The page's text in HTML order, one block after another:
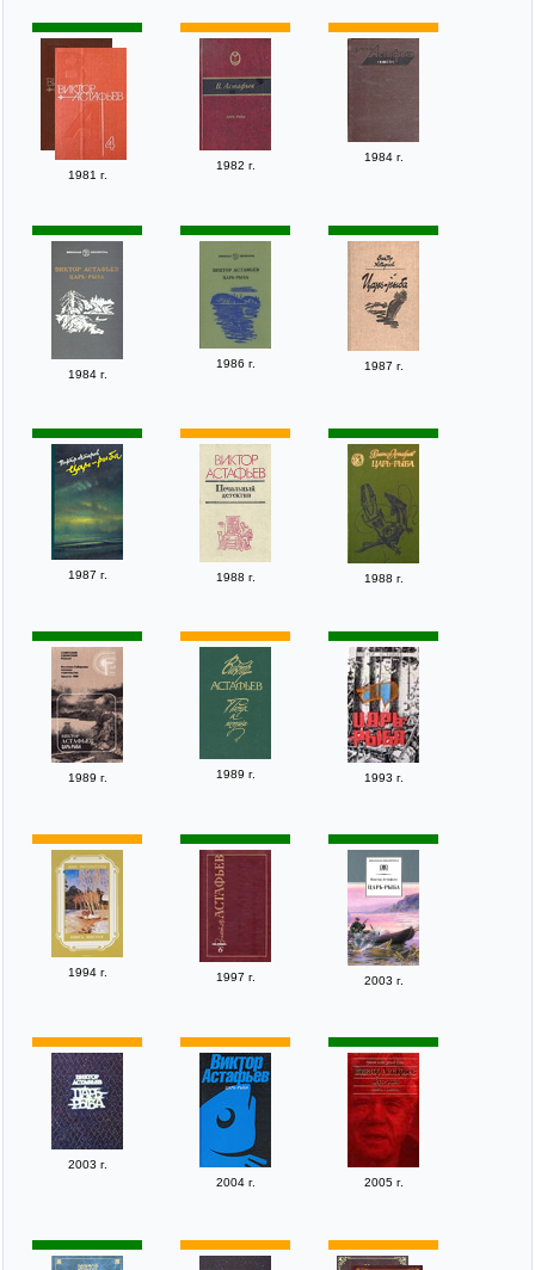
1981 г.
1982 г.
1984 г.
1984 г.
1986 г. 1987 г.
1987 г. 1988 г. 1988 г.
1989 г. 1989 г. 1993 г.
1994 г. 1997 г. 2003 г.
2003 г.
2004 г.
2005 г.